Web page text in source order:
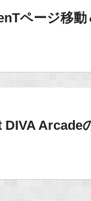
ページ移
Arcade